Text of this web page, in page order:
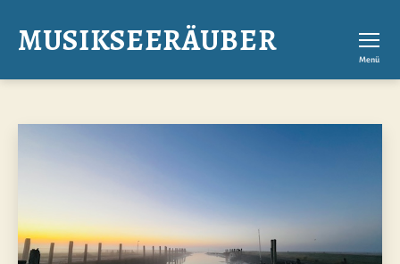
MUSIKSEERÄUBER Menü